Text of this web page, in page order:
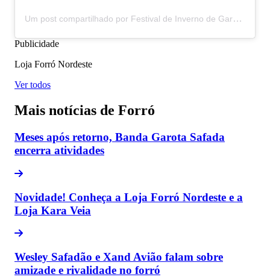
Um post compartilhado por Festival de Inverno de Garanhuns | Perfil Oficial (@figgaranhunsoficial)
Publicidade
Loja Forró Nordeste
Ver todos
Mais notícias de Forró
Meses após retorno, Banda Garota Safada
encerra atividades
Novidade! Conheça a Loja Forró Nordeste e a
Loja Kara Veia
Wesley Safadão e Xand Avião falam sobre
amizade e rivalidade no forró